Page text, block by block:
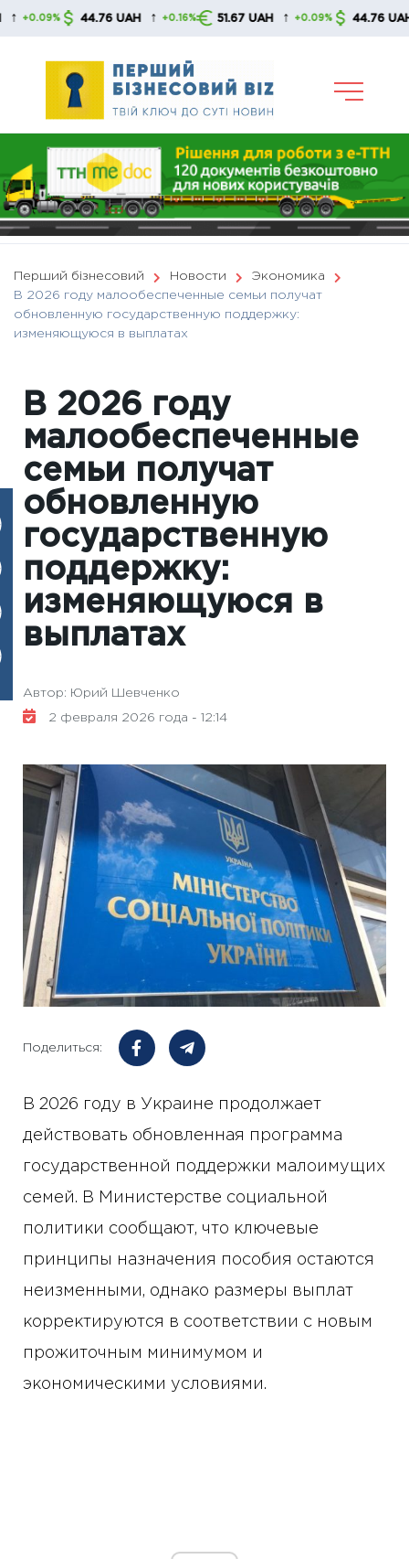
Skip
44.76 UAH ↑ +0.16% 51.67 UAH ↑ +0.09% 44.76 UAH ↑
Перший бізнесовий Новости
Экономика
В 2026 году малообеспеченные семьи получат
обновленную государственную поддержку:
изменяющуюся в выплатах
В 2026 году
малообеспеченные
семьи получат
обновленную
государственную
поддержку:
изменяющуюся в
выплатах
Автор: Юрий Шевченко
2 февраля 2026 года - 12:14
Поделиться:
В 2026 году в Украине продолжает
действовать обновленная программа
государственной поддержки малоимущих
семей. В Министерстве социальной
политики сообщают, что ключевые
принципы назначения пособия остаются
неизменными, однако размеры выплат
корректируются в соответствии с новым
прожиточным минимумом и
экономическими условиями.